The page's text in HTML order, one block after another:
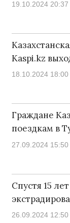
19.10.2024 20:37
Kaspi.kz
18.10.2024 18:00
Граждане
поездкам в
27.09.2024 15:50
Спустя 15
26.09.2024 12:50